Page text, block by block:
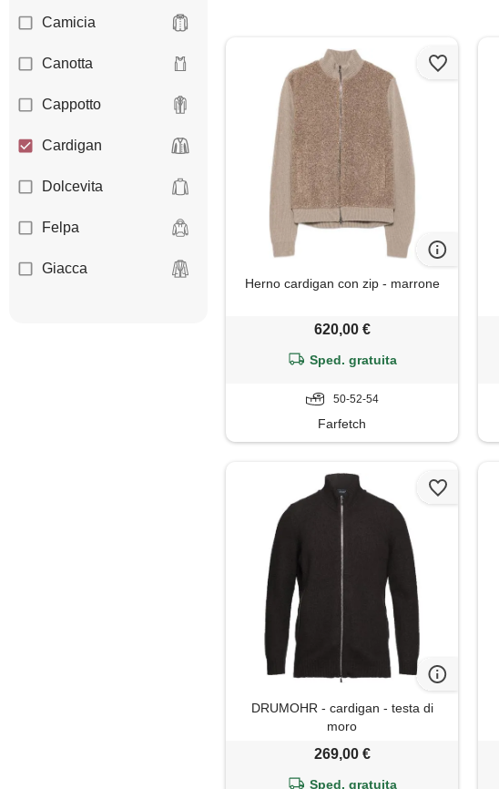
Camicia
Canotta
Cappotto
Cardigan
Dolcevita
Felpa
Giacca
Herno cardigan con zip - marrone
620,00 €
Sped. gratuita
50-52-54
Farfetch
DRUMOHR - cardigan - testa di
moro
269,00 €
Sped. gratuita